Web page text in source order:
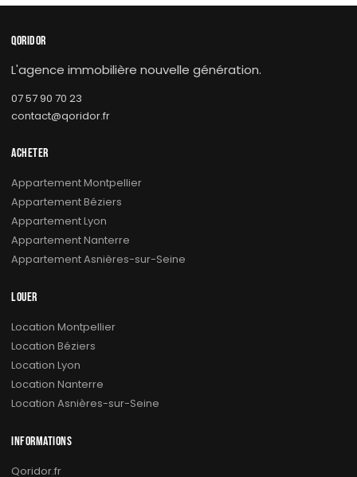
QORIDOR
L'agence immobilière nouvelle génération.
07 57 90 70 23
contact@qoridor.fr
ACHETER
Appartement Montpellier
Appartement Béziers
Appartement Lyon
Appartement Nanterre
Appartement Asnières-sur-Seine
LOUER
Location Montpellier
Location Béziers
Location Lyon
Location Nanterre
Location Asnières-sur-Seine
INFORMATIONS
Qoridor.fr